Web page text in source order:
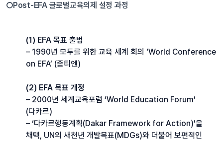
○Post-EFA 글로벌교육의제 설정 과정
(1) EFA 목표 출범
– 1990년 모두를 위한 교육 세계 회의 ‘World Conference
on EFA’ (좀티엔)
(2) EFA 목표 개정
– 2000년 세계교육포럼 ‘World Education Forum’
(다카르)
– ‘다카르행동계획(Dakar Framework for Action)’을
채택, UN의 새천년 개발목표(MDGs)와 더불어 보편적인